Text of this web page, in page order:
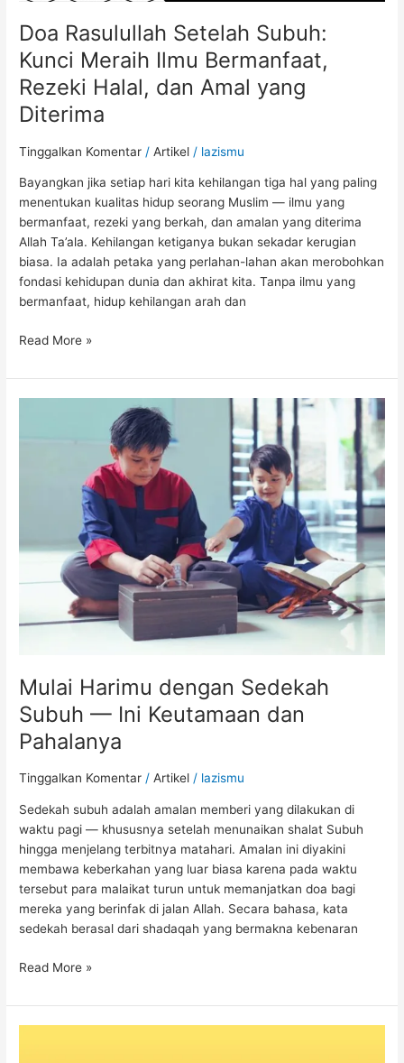
Doa Rasulullah Setelah Subuh:
Kunci Meraih Ilmu Bermanfaat,
Rezeki Halal, dan Amal yang
Diterima
Tinggalkan Komentar /Artikel / lazismu
Bayangkan jika setiap hari kita kehilangan tiga hal yang paling
menentukan kualitas hidup seorang Muslim — ilmu yang
bermanfaat, rezeki yang berkah, dan amalan yang diterima
Allah Ta’ala. Kehilangan ketiganya bukan sekadar kerugian
biasa. Ia adalah petaka yang perlahan-lahan akan merobohkan
fondasi kehidupan dunia dan akhirat kita. Tanpa ilmu yang
bermanfaat, hidup kehilangan arah dan
Read More »
Mulai Harimu dengan Sedekah
Subuh — Ini Keutamaan dan
Pahalanya
Tinggalkan Komentar /Artikel / lazismu
Sedekah subuh adalah amalan memberi yang dilakukan di
waktu pagi — khususnya setelah menunaikan shalat Subuh
hingga menjelang terbitnya matahari. Amalan ini diyakini
membawa keberkahan yang luar biasa karena pada waktu
tersebut para malaikat turun untuk memanjatkan doa bagi
mereka yang berinfak di jalan Allah. Secara bahasa, kata
sedekah berasal dari shadaqah yang bermakna kebenaran
Keutamaan
Pahalanya
Read More »